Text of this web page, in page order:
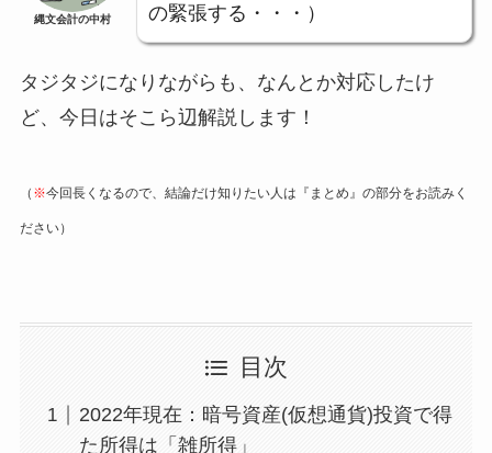
縄文会計の中村
の緊張する・・・）
タジタジになりながらも、なんとか対応したけ
ど、今日はそこら辺解説します！
（ ※今回長くなるので、結論だけ知りたい人は『まとめ』の部分をお読みく
ださい）
目次
2022年現在：暗号資産(仮想通貨)投資で得
た所得は「雑所得」